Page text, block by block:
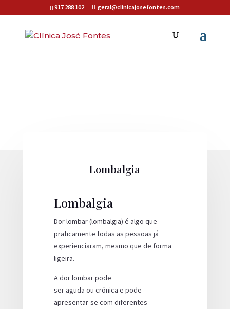
917 288 102 geral@clinicajosefontes.com
Lombalgia
Lombalgia
Dor lombar (lombalgia) é algo que
praticamente todas as pessoas já
experienciaram, mesmo que de forma
ligeira.
A dor lombar pode
ser aguda ou crónica e pode
apresentar-se com diferentes